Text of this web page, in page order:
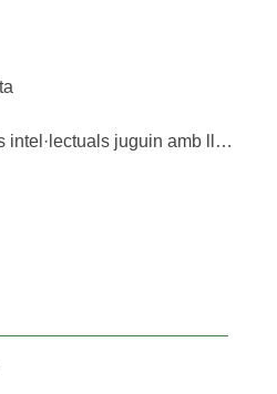
No deixeu que els intel·lectuals juguin amb llumins